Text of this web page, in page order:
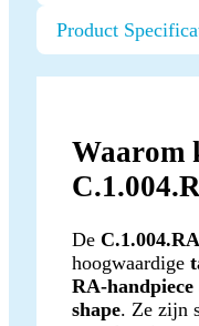
Product
Waarom
De
hoogwaardige
RA-
shape. Ze zijn